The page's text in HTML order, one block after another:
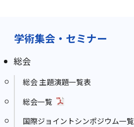
学術集会・セミナー
総会
総会 主題演題一覧表
総会一覧
国際ジョイントシンポジウム一覧